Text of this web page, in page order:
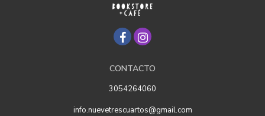
CONTACTO
3054264060
info.nuevetrescuartos@gmail.com